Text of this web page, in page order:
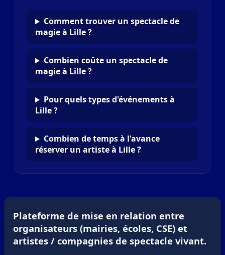
Comment trouver un spectacle de
magie à Lille ?
Combien coûte un spectacle de
magie à Lille ?
Pour quels types d'événements à
Lille ?
Combien de temps à l'avance
réserver un artiste à Lille ?
Plateforme de mise en relation entre
organisateurs (mairies, écoles, CSE) et
artistes / compagnies de spectacle vivant.